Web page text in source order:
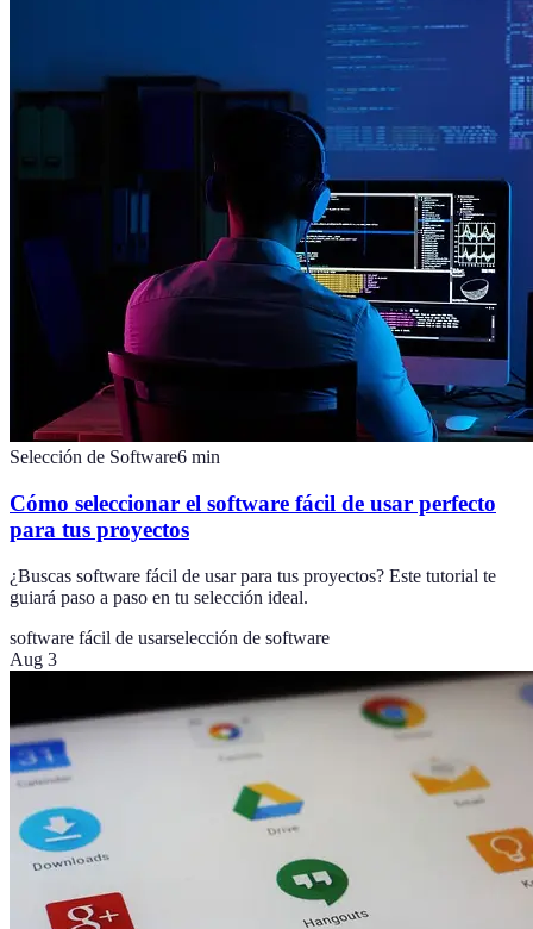
Selección de Software6 min
Cómo seleccionar el software fácil de usar perfecto
para tus proyectos
¿Buscas software fácil de usar para tus proyectos? Este tutorial te
guiará paso a paso en tu selección ideal.
software fácil de usarselección de software
Aug 3